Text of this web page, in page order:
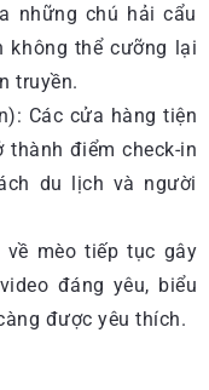
những chú hải cẩu
không thể cưỡng lại
truyền.
Các cửa hàng tiện
thành điểm check-in
du lịch và người
mèo tiếp tục gây
đáng yêu, biểu
được yêu thích.